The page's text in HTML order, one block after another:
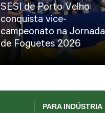
SESI de Porto Velho
conquista vice-
campeonato na Jornada
de Foguetes 2026
PARA INDÚSTRIA